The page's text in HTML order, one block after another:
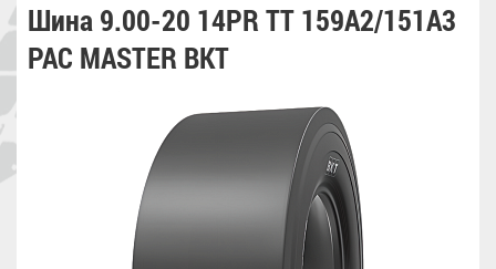
Шина 9.00-20 14PR TT 159A2/151A3
PAC MASTER BKT